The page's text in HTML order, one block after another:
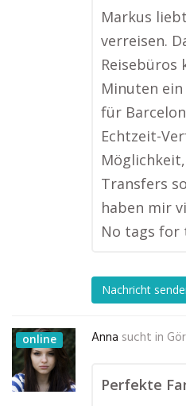
Markus
verreisen.
Reisebüros
Minuten
für
Echtzeit-
Transfers
haben mir
No tags for
Nachricht
online Anna sucht in
Perfekte